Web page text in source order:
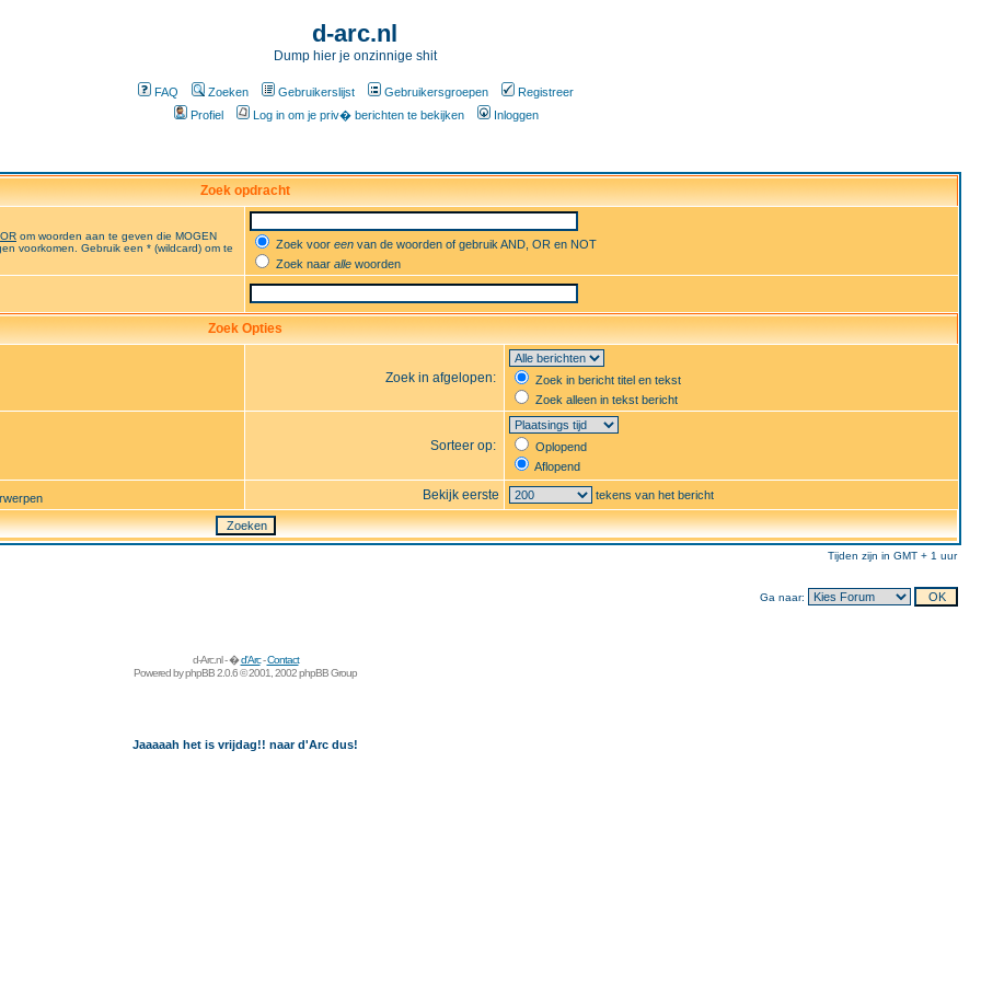
d-arc.nl
Dump hier je onzinnige shit
FAQ Zoeken Gebruikerslijst Gebruikersgroepen
Registreer
Profiel
Log in om je priv� berichten te bekijken Inloggen
Zoek opdracht
OR om woorden aan te geven die MOGEN
voorkomen. Gebruik een * (wildcard) om te
Zoek voor een van de woorden of gebruik AND, OR en NOT
Zoek naar alle woorden
Zoek Opties
Zoek in afgelopen:
Zoek in bericht titel en tekst
Zoek alleen in tekst bericht
Sorteer op:
Oplopend
Aflopend
Bekijk eerste tekens van het bericht
Tijden zijn in GMT + 1 uur
Ga naar:
d-Arc.nl - �d'Arc-Contact
Powered byphpBB2.0.6 © 2001, 2002 phpBB Group
Jaaaaah het is vrijdag!! naar d'Arc dus!